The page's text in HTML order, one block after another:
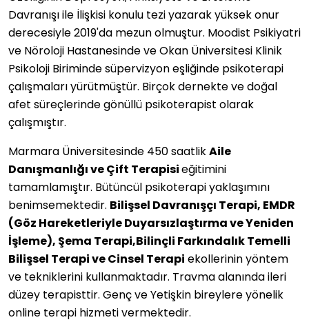
Davranışı ile İlişkisi konulu tezi yazarak yüksek onur
derecesiyle 2019'da mezun olmuştur. Moodist Psikiyatri
ve Nöroloji Hastanesinde ve Okan Üniversitesi Klinik
Psikoloji Biriminde süpervizyon eşliğinde psikoterapi
çalışmaları yürütmüştür. Birçok dernekte ve doğal
afet süreçlerinde gönüllü psikoterapist olarak
çalışmıştır.
Marmara Üniversitesinde 450 saatlik Aile
Danışmanlığı ve Çift Terapisi eğitimini
tamamlamıştır. Bütüncül psikoterapi yaklaşımını
benimsemektedir. Bilişsel Davranışçı Terapi, EMDR
(Göz Hareketleriyle Duyarsızlaştırma ve Yeniden
İşleme), Şema Terapi,Bilinçli Farkındalık Temelli
Bilişsel Terapi ve Cinsel Terapi ekollerinin yöntem
ve tekniklerini kullanmaktadır. Travma alanında ileri
düzey terapisttir. Genç ve Yetişkin bireylere yönelik
online terapi hizmeti vermektedir.